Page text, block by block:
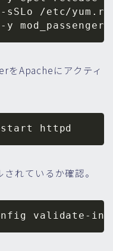
-sSLo
-y
をApacheにアクティ
れているか確認。